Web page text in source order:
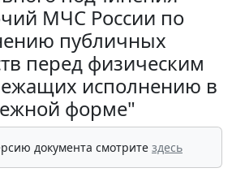
МЧС России по
публичных
перед физическим
исполнению в
форме"
документа смотрите здесь